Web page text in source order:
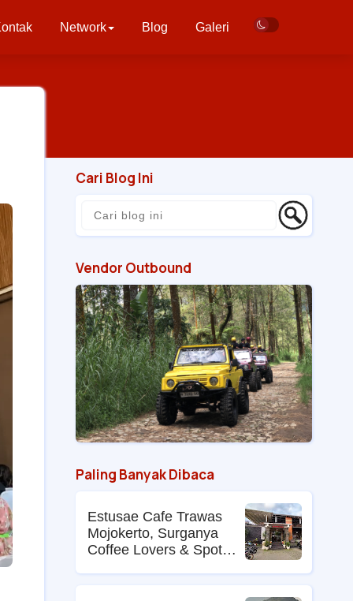
Network Blog Galeri
Cari Blog Ini
Vendor Outbound
Paling Banyak Dibaca
Estusae Cafe Trawas
Mojokerto, Surganya
Coffee Lovers & Spot